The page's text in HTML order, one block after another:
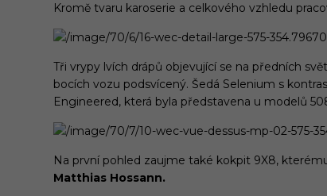
Kromě tvaru karoserie a celkového vzhledu
Tři vrypy lvích drápů objevující se na předních
bocích vozu podsvícený. Šedá Selenium s
Engineered, která byla představena u modelů
Na první pohled zaujme také kokpit 9X8,
Matthias Hossann.